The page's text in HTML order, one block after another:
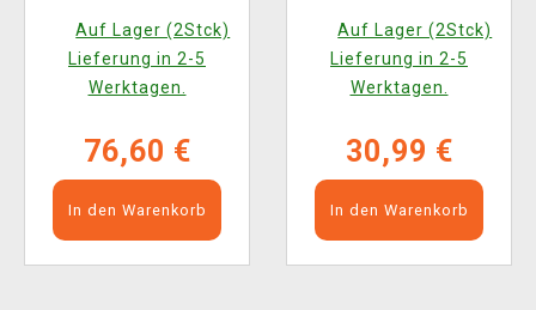
Auf Lager (2Stck)
Lieferung in 2-5
Werktagen.
76,60 €
In den Warenkorb
Auf Lager (2Stck)
Lieferung in 2-5
Werktagen.
30,99 €
In den Warenkorb